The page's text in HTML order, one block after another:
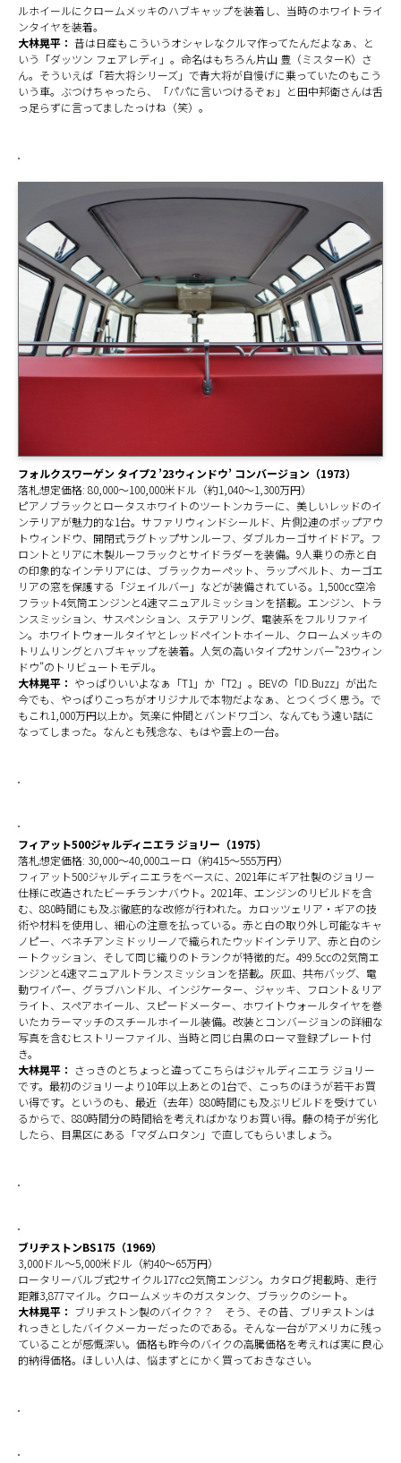
ルホイールにクロームメッキのハブキャップを装着し、当時のホワイトライ
ンタイヤを装着。
大林晃平： 昔は日産もこういうオシャレなクルマ作ってたんだよなぁ、と
いう「ダッツン フェアレディ」。命名はもちろん片山 豊（ミスターK）さ
ん。そういえば「若大将シリーズ」で青大将が自慢げに乗っていたのもこう
いう車。ぶつけちゃったら、「パパに言いつけるぞぉ」と田中邦衛さんは舌
っ足らずに言ってましたっけね（笑）。
フォルクスワーゲン タイプ2 ’23ウィンドウ’ コンバージョン（1973）
落札想定価格: 80,000～100,000米ドル（約1,040～1,300万円）
ピアノブラックとロータスホワイトのツートンカラーに、美しいレッドのイ
ンテリアが魅力的な1台。サファリウィンドシールド、片側2連のポップアウ
トウィンドウ、開閉式ラグトップサンルーフ、ダブルカーゴサイドドア。フ
ロントとリアに木製ルーフラックとサイドラダーを装備。9人乗りの赤と白
の印象的なインテリアには、ブラックカーペット、ラップベルト、カーゴエ
リアの窓を保護する「ジェイルバー」などが装備されている。1,500cc空冷
フラット4気筒エンジンと4速マニュアルミッションを搭載。エンジン、トラ
ンスミッション、サスペンション、ステアリング、電装系をフルリファイ
ン。ホワイトウォールタイヤとレッドペイントホイール、クロームメッキの
トリムリングとハブキャップを装着。人気の高いタイプ2サンバー”23ウィン
ドウ”のトリビュートモデル。
大林晃平： やっぱりいいよなぁ「T1」か「T2」。BEVの「ID.Buzz」が出た
今でも、やっぱりこっちがオリジナルで本物だよなぁ、とつくづく思う。で
もこれ1,000万円以上か。気楽に仲間とバンドワゴン、なんてもう遠い話に
なってしまった。なんとも残念な、もはや雲上の一台。
フィアット500ジャルディニエラ ジョリー（1975）
落札想定価格: 30,000～40,000ユーロ（約415～555万円）
フィアット500ジャルディニエラをベースに、2021年にギア社製のジョリー
仕様に改造されたビーチランナバウト。2021年、エンジンのリビルドを含
む、880時間にも及ぶ徹底的な改修が行われた。カロッツェリア・ギアの技
術や材料を使用し、細心の注意を払っている。赤と白の取り外し可能なキャ
ノピー、ベネチアンミドッリーノで織られたウッドインテリア、赤と白のシ
ートクッション、そして同じ織りのトランクが特徴的だ。499.5ccの2気筒エ
ンジンと4速マニュアルトランスミッションを搭載。灰皿、共布バッグ、電
動ワイパー、グラブハンドル、インジケーター、ジャッキ、フロント＆リア
ライト、スペアホイール、スピードメーター、ホワイトウォールタイヤを巻
いたカラーマッチのスチールホイール装備。改装とコンバージョンの詳細な
写真を含むヒストリーファイル、当時と同じ白黒のローマ登録プレート付
き。
大林晃平： さっきのとちょっと違ってこちらはジャルディニエラ ジョリー
です。最初のジョリーより10年以上あとの1台で、こっちのほうが若干お買
い得です。というのも、最近（去年）880時間にも及ぶリビルドを受けてい
るからで、880時間分の時間給を考えればかなりお買い得。藤の椅子が劣化
したら、目黒区にある「マダムロタン」で直してもらいましょう。
ブリヂストンBS175（1969）
3,000ドル～5,000米ドル（約40～65万円）
ロータリーバルブ式2サイクル177cc2気筒エンジン。カタログ掲載時、走行
距離3,877マイル。クロームメッキのガスタンク、ブラックのシート。
大林晃平： ブリヂストン製のバイク？？ そう、その昔、ブリヂストンは
れっきとしたバイクメーカーだったのである。そんな一台がアメリカに残っ
ていることが感慨深い。価格も昨今のバイクの高騰価格を考えれば実に良心
的納得価格。ほしい人は、悩まずとにかく買っておきなさい。